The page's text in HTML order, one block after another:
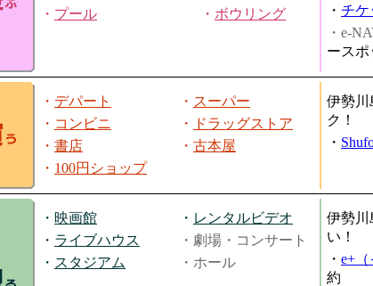
・ プール ・ ボウリング
・ チケ
・e-
ースポ
・ デパート ・ スーパー
・ コンビニ ・
ドラッグストア
・ 書店 ・ 古本屋
・ 100円ショップ
伊勢川
ク！
・
・ 映画館 ・ レンタルビデオ
・ ライブハウス
・劇場・コンサート
・ スタジアム ・ホール
伊勢川
い！
・ e+（
約